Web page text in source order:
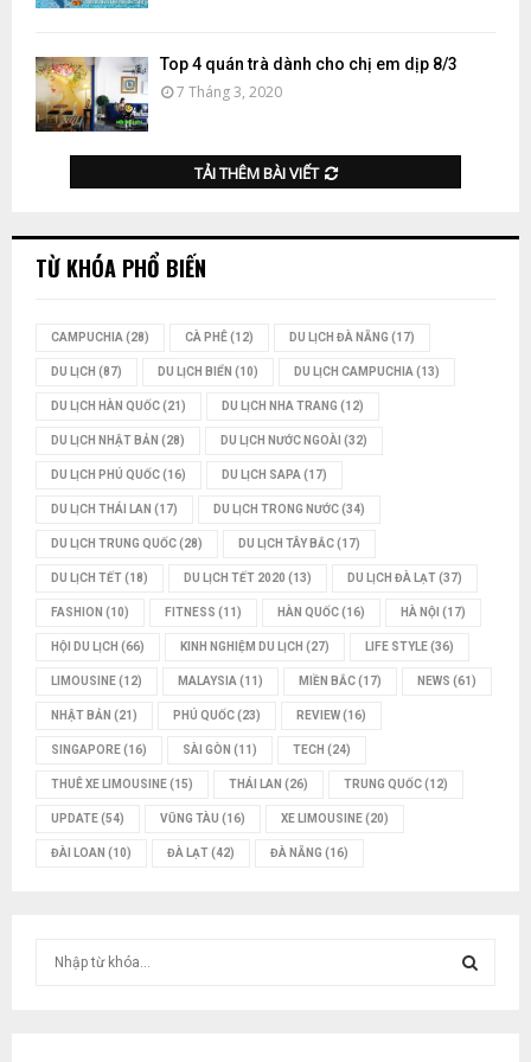
Top 4 quán trà dành cho chị em dịp 8/3
7 Tháng 3, 2020
TẢI THÊM BÀI VIẾT
TỪ KHÓA PHỔ BIẾN
CAMPUCHIA (28) CÀ PHÊ(12) DU LỊCH ĐÀ NẴNG (17)
DU LỊCH (87) DU LỊCH BIỂN (10) DU LỊCH CAMPUCHIA (13)
DU LỊCH HÀN QUỐC(21) DU LỊCH NHA TRANG (12)
DU LỊCH NHẬT BẢN (28) DU LỊCH NƯỚC NGOÀI (32)
DU LỊCH PHÚ QUỐC(16) DU LỊCH SAPA (17)
DU LỊCH THÁI LAN (17) DU LỊCH TRONG NƯỚC(34)
DU LỊCH TRUNG QUỐC(28) DU LỊCH TÂY BẮC(17)
DU LỊCH TẾT(18) DU LỊCH TẾT 2020 (13) DU LỊCH ĐÀ LẠT(37)
FASHION (10) FITNESS (11) HÀN QUỐC(16) HÀ NỘI (17)
HỘI DU LỊCH (66) KINH NGHIỆM DU LỊCH (27) LIFE STYLE(36)
LIMOUSINE(12) MALAYSIA (11) MIỀN BẮC(17) NEWS (61)
NHẬT BẢN (21) PHÚ QUỐC(23) REVIEW(16)
SINGAPORE(16) SÀI GÒN (11) TECH (24)
THUÊ XE LIMOUSINE(15) THÁI LAN (26) TRUNG QUỐC(12)
UPDATE(54) VŨNG TÀU (16) XE LIMOUSINE(20)
ĐÀI LOAN (10) ĐÀ LẠT(42) ĐÀ NẴNG (16)